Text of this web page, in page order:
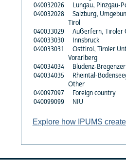
040032026
Lungau, Pinzgau-
040032028
Salzburg,
Tirol
040033029
Außerfern, Tiroler
040033030
Innsbruck
040033031
Osttirol, Tiroler
Vorarlberg
040034034
Bludenz-
040034035
Rheintal-
Other
040097097
Foreign country
040099099
NIU
Explore how IPUMS